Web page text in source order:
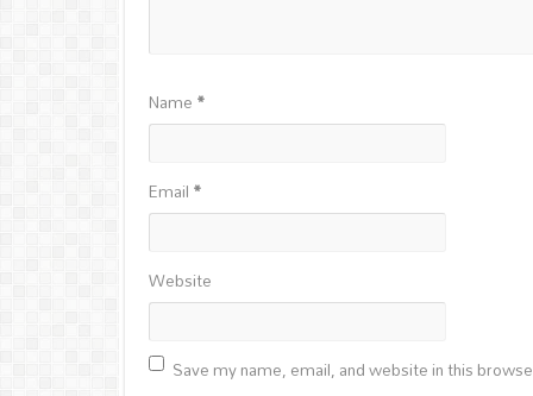
Name*
Email*
Website
Save my name, email, and website in this